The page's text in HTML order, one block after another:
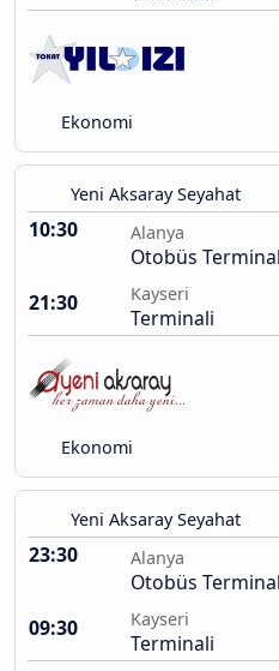
Ekonomi
Yeni Aksaray Seyahat
10:30 Alanya
Otobüs
21:30
Kayseri
Terminali
Ekonomi
Yeni Aksaray Seyahat
23:30 Alanya
Otobüs
09:30
Kayseri
Terminali